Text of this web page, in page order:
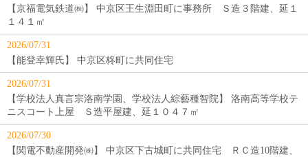
【京福電気鉄道㈱】 中京区王生淵田町に事務所 Ｓ造３階建、延１
１４１㎡
2026/07/31
【能登幸輝氏】 中京区柊町に共同住宅
2026/07/31
【学校法人真言宗洛南学園、学校法人綜藝種智院】 洛南高等学校テ
ニスコート上屋 Ｓ造平屋建、延１０４７㎡
2026/07/30
【関電不動産開発㈱】 中京区下古城町に共同住宅 ＲＣ造10階建、